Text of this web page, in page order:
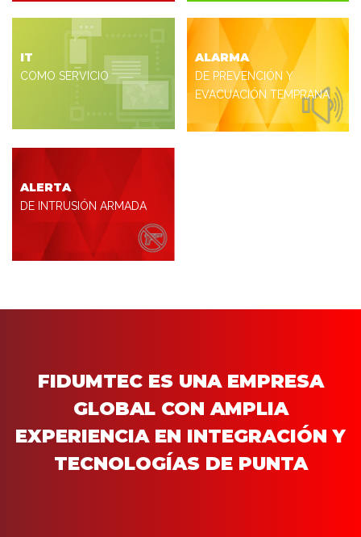
IT
COMO SERVICIO
ALARMA
DE PREVENCIÓN Y
EVACUACIÓN TEMPRANA
ALERTA
DE INTRUSIÓN ARMADA
FIDUMTEC ES UNA EMPRESA
GLOBAL CON AMPLIA
EXPERIENCIA EN INTEGRACIÓN Y
TECNOLOGÍAS DE PUNTA